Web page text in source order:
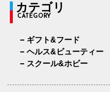
カテゴリ
CATEGORY
ギフト&フード
ヘルス&ビューティー
スクール&ホビー